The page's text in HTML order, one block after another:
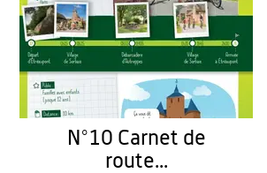
N°10 Carnet de
route...